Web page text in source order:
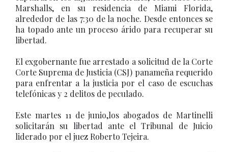
Marshalls, en su residencia de Miami Florida,
alrededor de las 7:30 de la noche. Desde entonces se
ha topado ante un proceso árido para recuperar su
libertad.
El exgobernante fue arrestado a solicitud de la Corte
Corte Suprema de Justicia (CSJ) panameña requerido
para enfrentar a la justicia por el caso de escuchas
telefónicas y 2 delitos de peculado.
Este martes 11 de junio,los abogados de Martinelli
solicitarán su libertad ante el Tribunal de Juicio
liderado por el juez Roberto Tejeira.